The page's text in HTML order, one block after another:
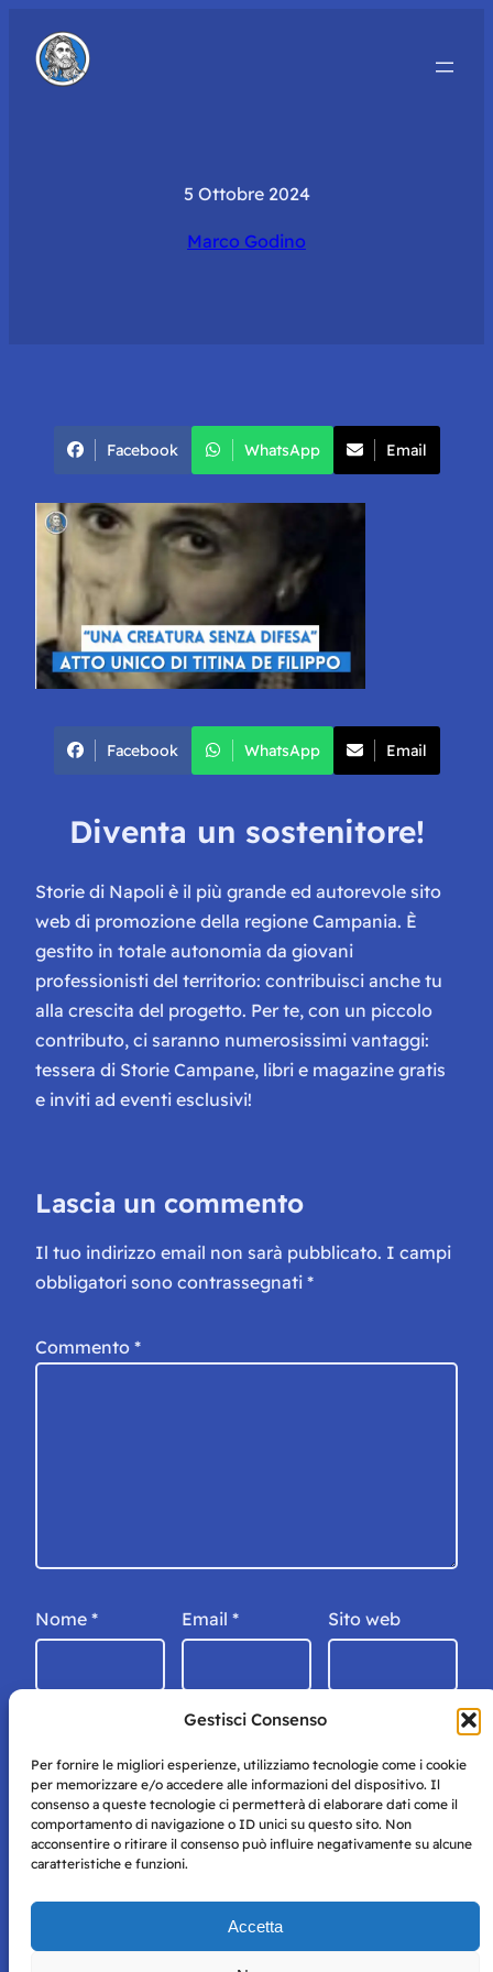
Gestisci Consenso
Per fornire le migliori esperienze, utilizziamo tecnologie come i cookie
per memorizzare e/o accedere alle informazioni del dispositivo. Il
consenso a queste tecnologie ci permetterà di elaborare dati come il
comportamento di navigazione o ID unici su questo sito. Non
acconsentire o ritirare il consenso può influire negativamente su alcune
caratteristiche e funzioni.
Accetta
5 Ottobre 2024
Marco Godino
Facebook WhatsApp Email
Facebook WhatsApp Email
Diventa un sostenitore!
Storie di Napoli è il più grande ed autorevole sito
web di promozione della regione Campania. È
gestito in totale autonomia da giovani
professionisti del territorio: contribuisci anche tu
alla crescita del progetto. Per te, con un piccolo
contributo, ci saranno numerosissimi vantaggi:
tessera di Storie Campane, libri e magazine gratis
e inviti ad eventi esclusivi!
Lascia un commento
Il tuo indirizzo email non sarà pubblicato. I campi
obbligatori sono contrassegnati *
Commento *
Nome * Email * Sito web
Storie di Napoli è una testata registrata presso il tribunale di